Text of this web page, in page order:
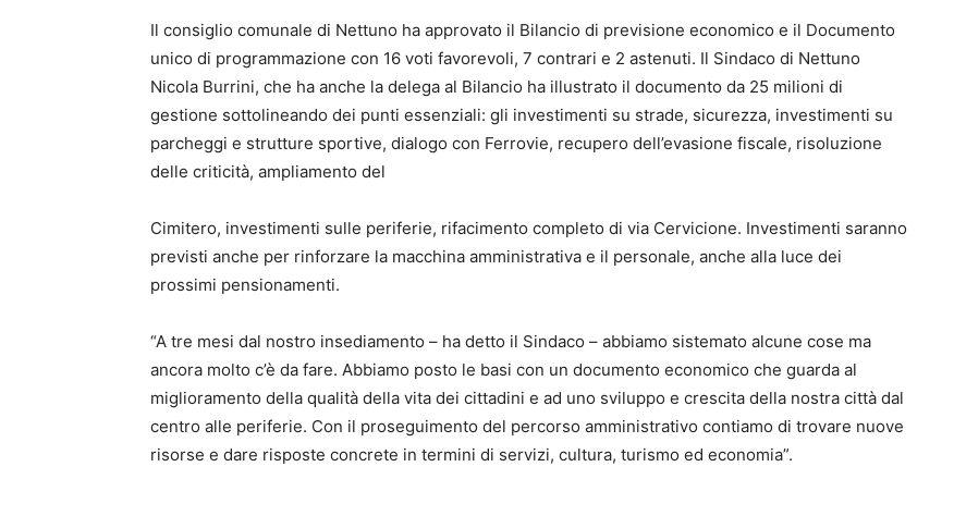
Il consiglio comunale di Nettuno ha approvato il Bilancio di previsione economico e il Documento
unico di programmazione con 16 voti favorevoli, 7 contrari e 2 astenuti. Il Sindaco di Nettuno
Nicola Burrini, che ha anche la delega al Bilancio ha illustrato il documento da 25 milioni di
gestione sottolineando dei punti essenziali: gli investimenti su strade, sicurezza, investimenti su
parcheggi e strutture sportive, dialogo con Ferrovie, recupero dell’evasione fiscale, risoluzione
delle criticità, ampliamento del
Cimitero, investimenti sulle periferie, rifacimento completo di via Cervicione. Investimenti saranno
previsti anche per rinforzare la macchina amministrativa e il personale, anche alla luce dei
prossimi pensionamenti.
“A tre mesi dal nostro insediamento – ha detto il Sindaco – abbiamo sistemato alcune cose ma
ancora molto c’è da fare. Abbiamo posto le basi con un documento economico che guarda al
miglioramento della qualità della vita dei cittadini e ad uno sviluppo e crescita della nostra città dal
centro alle periferie. Con il proseguimento del percorso amministrativo contiamo di trovare nuove
risorse e dare risposte concrete in termini di servizi, cultura, turismo ed economia”.